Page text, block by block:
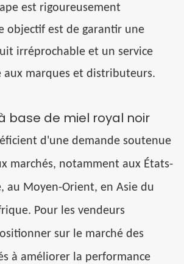
est rigoureusement
objectif est de garantir une
irréprochable et un service
aux marques et distributeurs.
base de miel royal noir
d'une demande soutenue
marchés, notamment aux États-
au Moyen-Orient, en Asie du
Pour les vendeurs
sur le marché des
à améliorer la performance